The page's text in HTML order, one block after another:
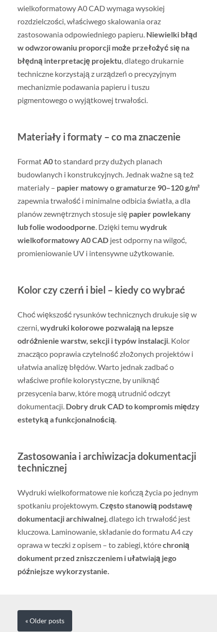
wielkoformatowy A0 CAD wymaga wysokiej
rozdzielczości, właściwego skalowania oraz
zastosowania odpowiedniego papieru. Niewielki błąd
w odwzorowaniu proporcji może przełożyć się na
błędną interpretację projektu , dlatego drukarnie
techniczne korzystają z urządzeń o precyzyjnym
mechanizmie podawania papieru i tuszu
pigmentowego o wyjątkowej trwałości.
Materiały i formaty – co ma znaczenie
Format A0to standard przy dużych planach
budowlanych i konstrukcyjnych. Jednak ważne są też
materiały – papier matowy o gramaturze 90–120 g/m²
zapewnia trwałość i minimalne odbicia światła, a dla
planów zewnętrznych stosuje się papier powlekany
lub folie wodoodporne . Dzięki temu wydruk
wielkoformatowy A0 CADjest odporny na wilgoć,
promieniowanie UV i intensywne użytkowanie.
Kolor czy czerń i biel – kiedy co wybrać
Choć większość rysunków technicznych drukuje się w
czerni, wydruki kolorowe pozwalają na lepsze
odróżnienie warstw, sekcji i typów instalacji. Kolor
znacząco poprawia czytelność złożonych projektów i
ułatwia analizę błędów. Warto jednak zadbać o
właściwe profile kolorystyczne, by uniknąć
przesycenia barw, które mogą utrudnić odczyt
dokumentacji. Dobry druk CAD to kompromis między
estetyką a funkcjonalnością.
Zastosowania i archiwizacja dokumentacji
technicznej
Wydruki wielkoformatowe nie kończą życia po jednym
spotkaniu projektowym. Często stanowią podstawę
dokumentacji archiwalnej, dlatego ich trwałość jest
kluczowa. Laminowanie, składanie do formatu A4 czy
oprawa w teczki z opisem – to zabiegi, którechronią
dokument przed zniszczeniem i ułatwiają jego
późniejsze wykorzystanie.
« Olderposts